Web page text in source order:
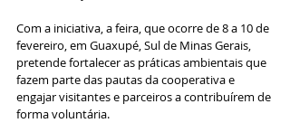
Com a iniciativa, a feira, que ocorre de 8 a 10 de
fevereiro, em Guaxupé, Sul de Minas Gerais,
pretende fortalecer as práticas ambientais que
fazem parte das pautas da cooperativa e
engajar visitantes e parceiros a contribuírem de
forma voluntária.